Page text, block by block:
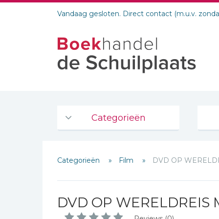
Vandaag gesloten. Direct contact (m.u.v.
Categorieën
De Bijbel
Bijbelse Dagboeken 2026
Bijbelstudie groepen
Categorieën Film DVD OP
DVD OP WERELDREIS
Schrijf hieronder je review!
Sterren